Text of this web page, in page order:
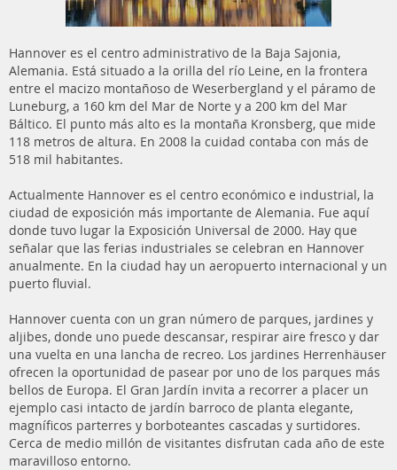
Hannover es el centro administrativo de la Baja Sajonia,
Alemania. Está situado a la orilla del río Leine, en la frontera
entre el macizo montañoso de Weserbergland y el páramo de
Luneburg, a 160 km del Mar de Norte y a 200 km del Mar
Báltico. El punto más alto es la montaña Kronsberg, que mide
118 metros de altura. En 2008 la cuidad contaba con más de
518 mil habitantes.
Actualmente Hannover es el centro económico e industrial, la
ciudad de exposición más importante de Alemania. Fue aquí
donde tuvo lugar la Exposición Universal de 2000. Hay que
señalar que las ferias industriales se celebran en Hannover
anualmente. En la ciudad hay un aeropuerto internacional y un
puerto fluvial.
Hannover cuenta con un gran número de parques, jardines y
aljibes, donde uno puede descansar, respirar aire fresco y dar
una vuelta en una lancha de recreo. Los jardines Herrenhäuser
ofrecen la oportunidad de pasear por uno de los parques más
bellos de Europa. El Gran Jardín invita a recorrer a placer un
ejemplo casi intacto de jardín barroco de planta elegante,
magníficos parterres y borboteantes cascadas y surtidores.
Cerca de medio millón de visitantes disfrutan cada año de este
maravilloso entorno.